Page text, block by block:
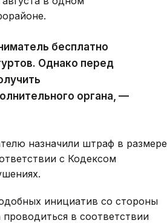
бесплатно
Однако перед
органа, —
назначили штраф в размере
с Кодексом
инициатив со стороны
в соответствии